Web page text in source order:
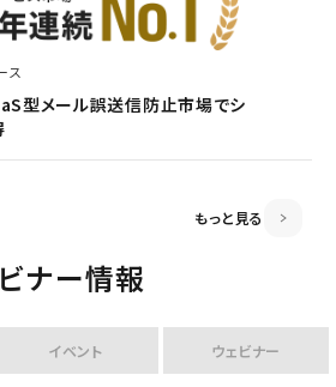
ス
型メール誤送信防止市場でシ
ス
とPOWER EGGの連携
もっと見る
ナー情報
イベント ウェビナー